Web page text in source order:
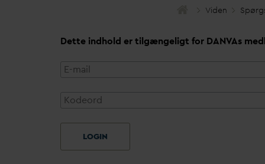
Viden
Dette indhold er tilgængeligt for DANVAs
LOGIN